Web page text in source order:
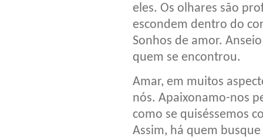
eles. Os olhares são
escondem dentro do
Sonhos de amor.
quem se encontrou.
Amar, em muitos
nós. Apaixonamo-nos
como se quiséssemos
Assim, há quem